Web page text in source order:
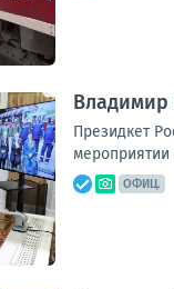
Владимир
Президкет
ОФИЦ.